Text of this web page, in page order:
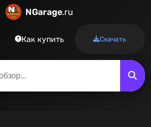
NGarage.ru
Как купить Скачать